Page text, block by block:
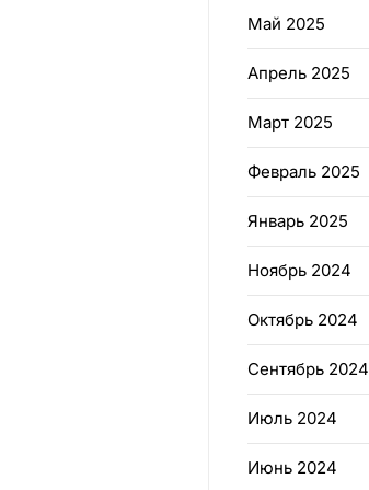
Май 2025
Апрель 2025
Март 2025
Февраль 2025
Январь 2025
Ноябрь 2024
Октябрь 2024
Сентябрь 2024
Июль 2024
Июнь 2024